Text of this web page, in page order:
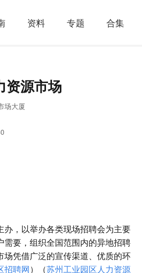
资料 专题 合集
资源市场
场大厦
，以举办各类现场招聘会为主要
要，组织全国范围内的异地招聘
凭借广泛的宣传渠道、优质的环
招聘网）（苏州工业园区人力资源